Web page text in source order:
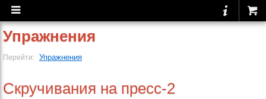
Упражнения
Перейти: Упражнения
Скручивания на пресс-2